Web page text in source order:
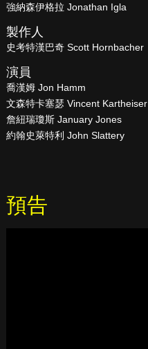
強納森伊格拉 Jonathan Igla
製作人
史考特漢巴奇 Scott Hornbacher
演員
喬漢姆 Jon Hamm
文森特卡塞瑟 Vincent Kartheiser
詹紐瑞瓊斯 January Jones
約翰史萊特利 John Slattery
預告